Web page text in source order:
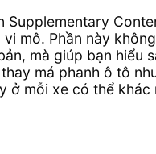
Supplementary
mô. Phần này
mà giúp bạn hiểu
má phanh ô tô
ở mỗi xe có thể khác